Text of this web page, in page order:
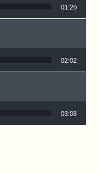
01:20
02:02
03:08